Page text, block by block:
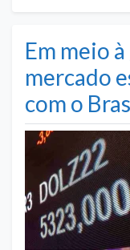
Em meio
mercado
com o